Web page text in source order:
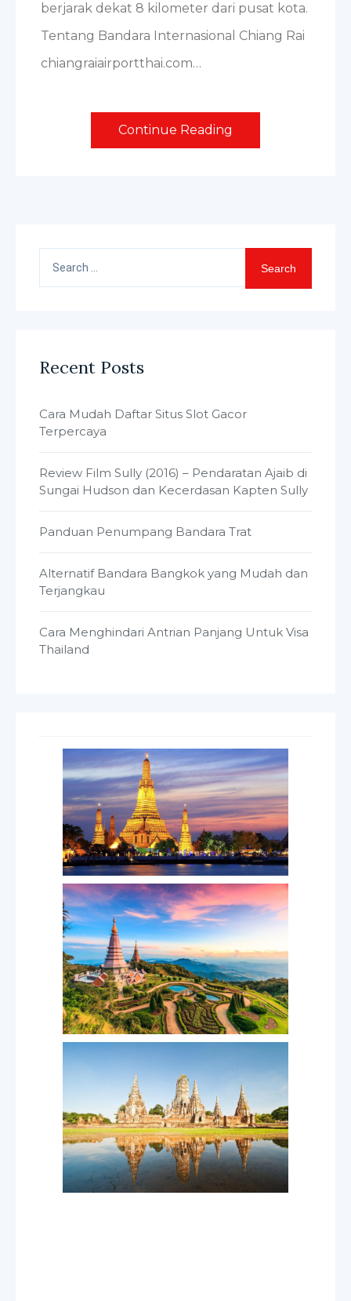
berjarak dekat 8 kilometer dari pusat kota.
Tentang Bandara Internasional Chiang Rai
chiangraiairportthai.com…
Continue Reading
for:
Recent Posts
Cara Mudah Daftar Situs Slot Gacor
Terpercaya
Review Film Sully (2016) – Pendaratan Ajaib di
Sungai Hudson dan Kecerdasan Kapten Sully
Panduan Penumpang Bandara Trat
Alternatif Bandara Bangkok yang Mudah dan
Terjangkau
Cara Menghindari Antrian Panjang Untuk Visa
Thailand